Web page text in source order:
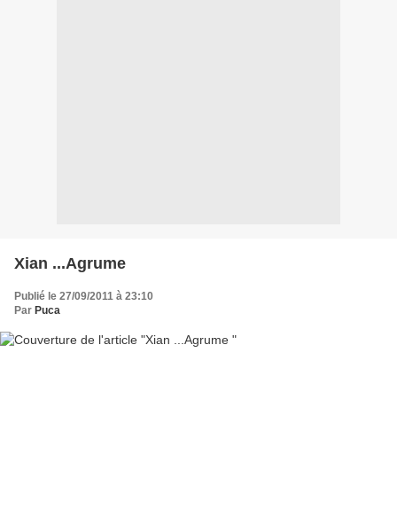
Xian ...Agrume
Publié le 27/09/2011 à 23:10
Par Puca